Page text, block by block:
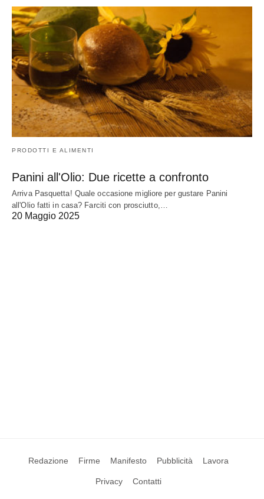
PRODOTTI E ALIMENTI
Panini all'Olio: Due ricette a confronto
Arriva Pasquetta! Quale occasione migliore per gustare Panini
all'Olio fatti in casa? Farciti con prosciutto,…
20 Maggio 2025
Redazione Firme Manifesto Pubblicità Lavora
Privacy Contatti